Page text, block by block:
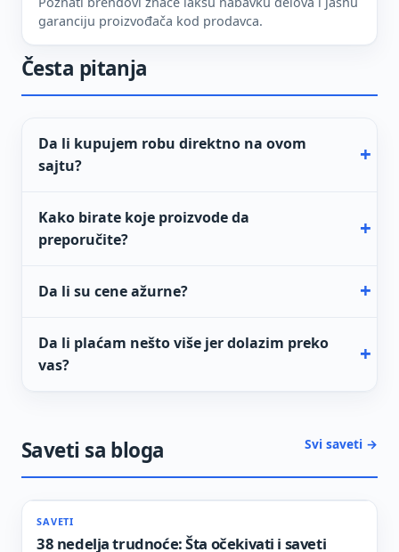
garanciju proizvođača kod prodavca.
Česta pitanja
Da li kupujem robu direktno na ovom
sajtu?
Kako birate koje proizvode da
preporučite?
Da li su cene ažurne?
Da li plaćam nešto više jer dolazim preko
vas?
Saveti sa bloga Svi saveti →
SAVETI
38 nedelja trudnoće: Šta očekivati i saveti